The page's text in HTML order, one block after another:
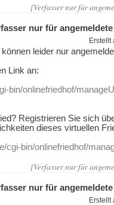
[Verfasser nur für
nur für
Erstellt
leider nur
Link an:
bin/onlinefriedhof/
Registrieren Sie sich
dieses virtuellen
cgi-bin/onlinefriedhof/
[Verfasser nur für
nur für
Erstellt